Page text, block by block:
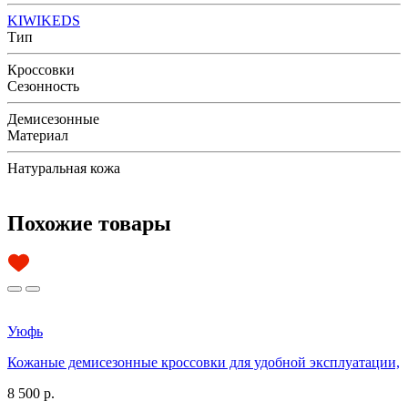
KIWIKEDS
Тип
Кроссовки
Сезонность
Демисезонные
Материал
Натуральная кожа
Похожие товары
Уюфь
Кожаные демисезонные кроссовки для удобной эксплуатации,
8 500 р.